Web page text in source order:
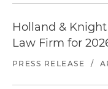
Holland &
Law Firm for
PRESS RELEASE /